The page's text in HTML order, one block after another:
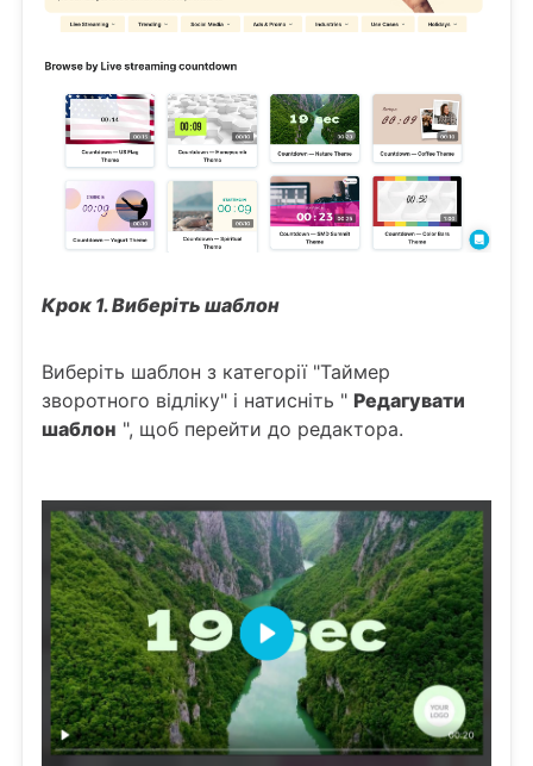
Крок 1. Виберіть шаблон
Виберіть шаблон з категорії "Таймер
зворотного відліку" і натисніть " Редагувати
шаблон ", щоб перейти до редактора.